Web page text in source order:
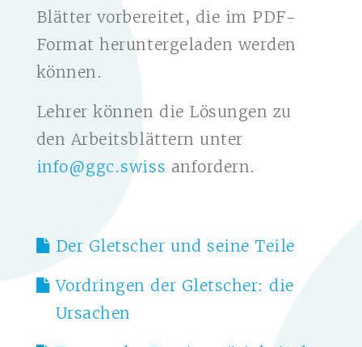
Blätter vorbereitet, die im PDF-
Format heruntergeladen werden
können.
Lehrer können die Lösungen zu
den Arbeitsblättern unter
info@ggc.swiss anfordern.
Der Gletscher und seine Teile
Vordringen der Gletscher: die
Ursachen